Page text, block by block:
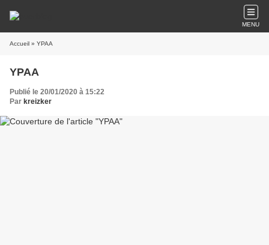
MENU
Accueil » YPAA
YPAA
Publié le 20/01/2020 à 15:22
Par kreizker